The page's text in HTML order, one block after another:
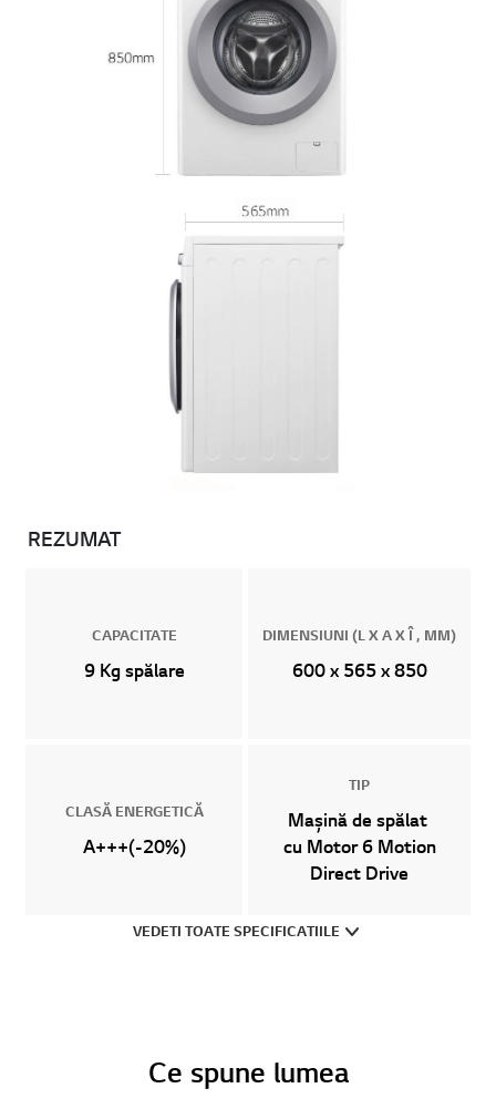
REZUMAT
CAPACITATE
9 Kg spălare
DIMENSIUNI (L X A X Î , MM)
600 x 565 x 850
CLASĂ ENERGETICĂ
A+++(-20%)
TIP
Mașină de spălat
cu Motor 6 Motion
Direct Drive
VEDETI TOATE SPECIFICATIILE
Ce spune lumea